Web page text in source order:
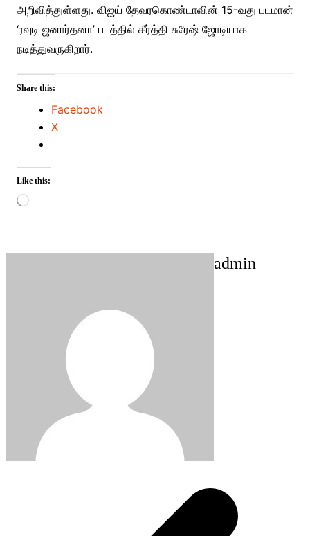
அறிவித்துள்ளது. விஜய் தேவரகொண்டாவின் 15-வது படமான்
‘ரவுடி ஜனார்தனா’ படத்தில் கீர்த்தி சுரேஷ் ஜோடியாக
நடித்துவருகிறார்.
Share this:
Facebook
X
Like this:
Loading…
admin